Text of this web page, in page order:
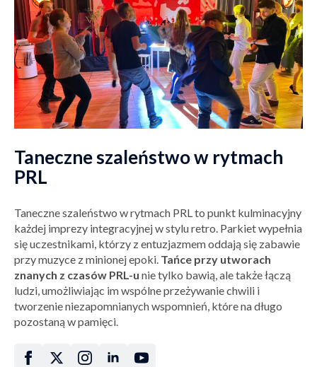
Taneczne szaleństwo w rytmach
PRL
Taneczne szaleństwo w rytmach PRL to punkt kulminacyjny
każdej imprezy integracyjnej w stylu retro. Parkiet wypełnia
się uczestnikami, którzy z entuzjazmem oddają się zabawie
przy muzyce z minionej epoki. Tańce przy utworach
znanych z czasów PRL-u nie tylko bawią, ale także łączą
ludzi, umożliwiając im wspólne przeżywanie chwili i
tworzenie niezapomnianych wspomnień, które na długo
pozostaną w pamięci.